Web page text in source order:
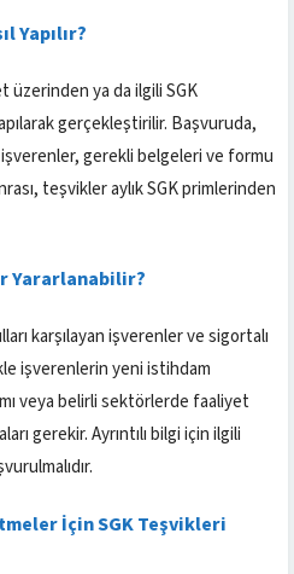
Yapılır?
üzerinden ya da ilgili SGK
gerçekleştirilir. Başvuruda,
gerekli belgeleri ve formu
teşvikler aylık SGK primlerinden
Yararlanabilir?
karşılayan işverenler ve sigortalı
işverenlerin yeni istihdam
veya belirli sektörlerde faaliyet
gerekir. Ayrıntılı bilgi için ilgili
İçin SGK Teşvikleri